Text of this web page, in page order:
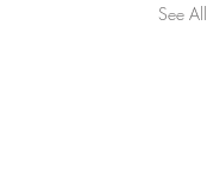
See All